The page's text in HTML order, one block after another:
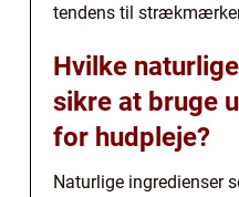
tendens til
Hvilke
sikre at bruge
for hudpleje?
Naturlige ingredienser